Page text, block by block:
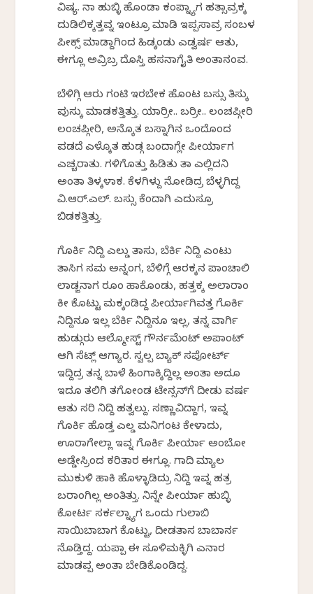
ವಿಷ್ಯ. ನಾ ಹುಬ್ಳಿ ಹೊಂಡಾ ಕಂಪ್ನ್ಯಾಗ ಹತ್ಸಾವ್ರಕ್ಕ
ದುಡಿಲಿಕ್ಕತ್ತವ್ನ ಇಂಟ್ರೂ ಮಾಡಿ ಇಪ್ಪಸಾವ್ರ ಸಂಬಳ
ಪೀಕ್ಸ್ ಮಾಡ್ದಾಗಿಂದ ಹಿಡ್ಕಂಡು ಎಡ್ವರ್ಷ ಆತು,
ಈಗ್ಲೂ ಅವ್ರಿಬ್ರ ದೊಸ್ತಿ ಹಸನಾಗೈತಿ ಅಂತಾನಂವ.
ಬೆಳಿಗ್ಗಿ ಆರು ಗಂಟಿ ಇರಬೇಕ ಹೊಂಟ ಬಸ್ಸು ತಿಸ್ಕು
ಪುಸ್ಕು ಮಾಡಕತ್ತಿತ್ತು. ಯಾರ್ರೀ.. ಬರ್ರೀ.. ಲಂಚಪ್ಗೀರಿ
ಲಂಚಪ್ಗೀರಿ, ಅನ್ಕೊತ ಬಸ್ನಾಗಿನ ಒಂದೊಂದ
ಪಡದೆ ಎಳ್ಕೊತ ಹುಡ್ಗ ಬಂದಾಗ್ಲೇ ಪೀರ್ಯಾಗ
ಎಚ್ಚರಾತು. ಗಳಿಗೊತ್ತು ಹಿಡಿತು ತಾ ಎಲ್ಲಿದನಿ
ಅಂತಾ ತಿಳ್ಕಳಾಕ. ಕೆಳಗಿಳ್ದು ನೋಡಿದ್ರ ಬೆಳ್ಳಗಿದ್ದ
ವಿ.ಆರ್.ಎಲ್. ಬಸ್ಸು ಕೆಂದಾಗಿ ಎದುಸ್ರೂ
ಬಿಡಕತ್ತಿತ್ತು.
ಗೊರ್ಕಿ ನಿದ್ದಿ ಎಲ್ಡು ತಾಸು, ಬೆರ್ಕಿ ನಿದ್ದಿ ಎಂಟು
ತಾಸಿಗ ಸಮ ಅನ್ನಂಗ, ಬೆಳಿಗ್ಗೆ ಆರಕ್ಕನ ಪಾಂಚಾಲಿ
ಲಾಡ್ಜನಾಗ ರೂಂ ಹಾಕೊಂಡು, ಹತ್ತಕ್ಕ ಅಲಾರಾಂ
ಕೀ ಕೊಟ್ಟು ಮಕ್ಕಂಡಿದ್ದ ಪೀರ್ಯಾಗಿವತ್ತ ಗೊರ್ಕಿ
ನಿದ್ದಿನೂ ಇಲ್ಲ ಬೆರ್ಕಿ ನಿದ್ದಿನೂ ಇಲ್ಲ, ತನ್ನ ವಾರ್ಗಿ
ಹುಡ್ಗುರು ಆಲ್ಮೋಸ್ಟ್ ಗೌರ್ನಮೆಂಟ್ ಅಪಾಂಟ್
ಆಗಿ ಸೆಟ್ಲ್ ಆಗ್ಯಾರ. ಸ್ವಲ್ಪ ಬ್ಯಾಕ್ ಸಪೋರ್ಟ್‌
ಇದ್ದಿದ್ರ ತನ್ನ ಬಾಳೆ ಹಿಂಗಾಕ್ಕಿದ್ದಿಲ್ಲ ಅಂತಾ ಅದೂ
ಇದೂ ತಲಿಗಿ ತಗೋಂಡ ಟೇನ್ಸನ್‌ಗೆ ದೀಡು ವರ್ಷ
ಆತು ಸರಿ ನಿದ್ದಿ ಹತ್ವಲ್ದು. ಸಣ್ಣಾವಿದ್ದಾಗ, ಇವ್ನ
ಗೊರ್ಕಿ ಹೊಡ್ತ ಎಲ್ಡ ಮನಿಗಂಟ ಕೇಳಾದು,
ಊರಾಗೇಲ್ಲಾ ಇವ್ನ ಗೊರ್ಕಿ ಪೀರ್ಯಾ ಅಂಬೋ
ಅಡ್ಡೇಸ್ರಿಂದ ಕರಿತಾರ ಈಗ್ಲೂ. ಗಾದಿ ಮ್ಯಾಲ
ಮುಕುಳಿ ಹಾಕಿ ಹೊಳ್ಳಾಡಿದ್ರು ನಿದ್ದಿ ಇವ್ನ ಹತ್ರ
ಬರಾಂಗಿಲ್ಲ ಅಂತಿತ್ತು. ನಿನ್ನೇ ಪೀರ್ಯಾ ಹುಬ್ಳಿ
ಕೋರ್ಟ ಸರ್ಕಲ್ನ್ಯಾಗ ಒಂದು ಗುಲಾಬಿ
ಸಾಯಿಬಾಬಾಗ ಕೊಟ್ಟು, ದೀಡತಾಸ ಬಾಬಾರ್ನ
ನೊಡ್ತಿದ್ದ. ಯಪ್ಪಾ ಈ ಸೂಳಿಮಕ್ಳಿಗಿ ಎನಾರ
ಮಾಡಪ್ಪ ಅಂತಾ ಬೇಡಿಕೊಂಡಿದ್ದ.